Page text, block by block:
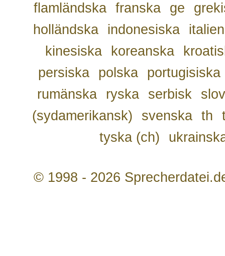
flamländska franska ge
holländska
indonesiska
kinesiska
koreanska
persiska
polska
portugisiska
rumänska
ryska serbisk
(sydamerikansk)
svenska th
tyska (ch)
© 1998 - 2026